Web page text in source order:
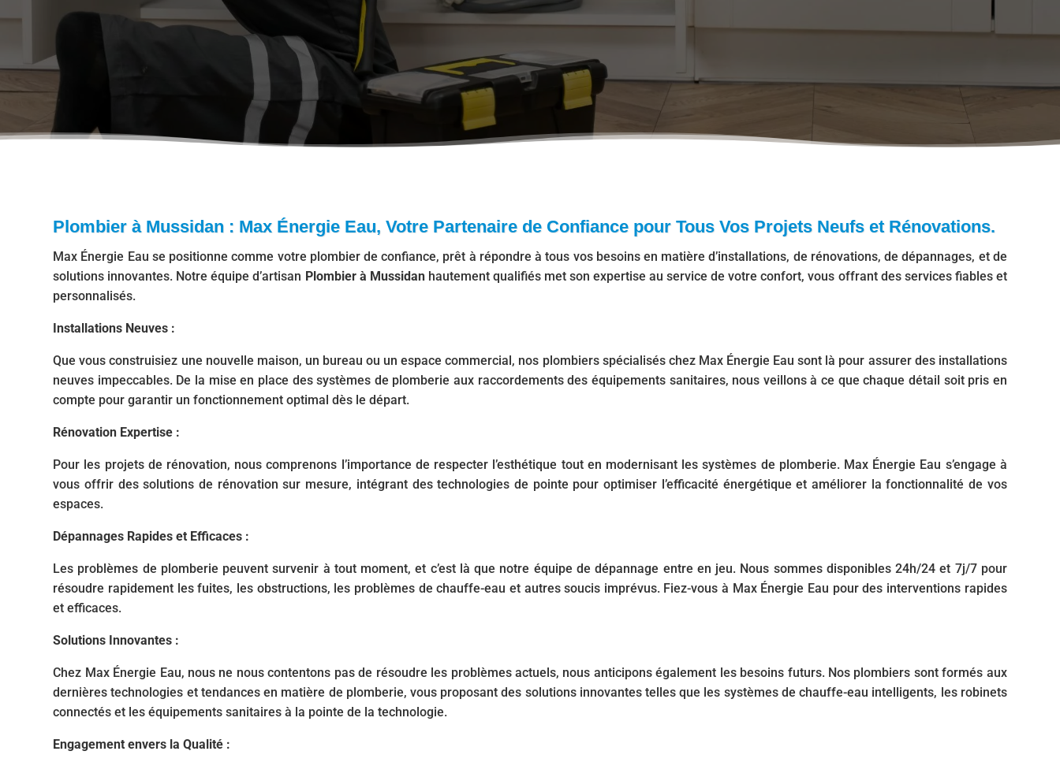
Plombier à Mussidan : Max Énergie Eau, Votre Partenaire de Confiance pour Tous Vos Projets Neufs et Rénovations.
Max Énergie Eau se positionne comme votre plombier de confiance, prêt à répondre à tous vos besoins en matière d’installations, de rénovations, de dépannages, et de
solutions innovantes. Notre équipe d’artisan Plombier à Mussidanhautement qualifiés met son expertise au service de votre confort, vous offrant des services fiables et
personnalisés.
Installations Neuves :
Que vous construisiez une nouvelle maison, un bureau ou un espace commercial, nos plombiers spécialisés chez Max Énergie Eau sont là pour assurer des installations
neuves impeccables. De la mise en place des systèmes de plomberie aux raccordements des équipements sanitaires, nous veillons à ce que chaque détail soit pris en
compte pour garantir un fonctionnement optimal dès le départ.
Rénovation Expertise :
Pour les projets de rénovation, nous comprenons l’importance de respecter l’esthétique tout en modernisant les systèmes de plomberie. Max Énergie Eau s’engage à
vous offrir des solutions de rénovation sur mesure, intégrant des technologies de pointe pour optimiser l’efficacité énergétique et améliorer la fonctionnalité de vos
espaces.
Dépannages Rapides et Efficaces :
Les problèmes de plomberie peuvent survenir à tout moment, et c’est là que notre équipe de dépannage entre en jeu. Nous sommes disponibles 24h/24 et 7j/7 pour
résoudre rapidement les fuites, les obstructions, les problèmes de chauffe-eau et autres soucis imprévus. Fiez-vous à Max Énergie Eau pour des interventions rapides
et efficaces.
Solutions Innovantes :
Chez Max Énergie Eau, nous ne nous contentons pas de résoudre les problèmes actuels, nous anticipons également les besoins futurs. Nos plombiers sont formés aux
dernières technologies et tendances en matière de plomberie, vous proposant des solutions innovantes telles que les systèmes de chauffe-eau intelligents, les robinets
connectés et les équipements sanitaires à la pointe de la technologie.
Engagement envers la Qualité :